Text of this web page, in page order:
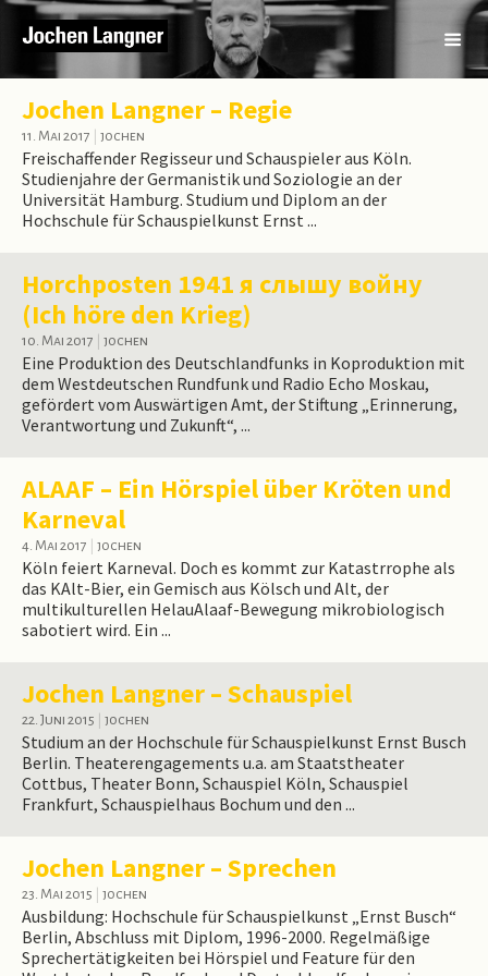
Jochen Langner – Regie
11. Mai 2017 jochen
Freischaffender Regisseur und Schauspieler aus Köln.
Studienjahre der Germanistik und Soziologie an der
Universität Hamburg. Studium und Diplom an der
Hochschule für Schauspielkunst Ernst ...
Horchposten 1941 я слышу войну
(Ich höre den Krieg)
10. Mai 2017 jochen
Eine Produktion des Deutschlandfunks in Koproduktion mit
dem Westdeutschen Rundfunk und Radio Echo Moskau,
gefördert vom Auswärtigen Amt, der Stiftung „Erinnerung,
Verantwortung und Zukunft“, ...
ALAAF – Ein Hörspiel über Kröten und
Karneval
4. Mai 2017 jochen
Köln feiert Karneval. Doch es kommt zur Katastrrophe als
das KAlt-Bier, ein Gemisch aus Kölsch und Alt, der
multikulturellen HelauAlaaf-Bewegung mikrobiologisch
sabotiert wird. Ein ...
Jochen Langner – Schauspiel
22. Juni 2015 jochen
Studium an der Hochschule für Schauspielkunst Ernst Busch
Berlin. Theaterengagements u.a. am Staatstheater
Cottbus, Theater Bonn, Schauspiel Köln, Schauspiel
Frankfurt, Schauspielhaus Bochum und den ...
Jochen Langner – Sprechen
23. Mai 2015 jochen
Ausbildung: Hochschule für Schauspielkunst „Ernst Busch“
Berlin, Abschluss mit Diplom, 1996-2000. Regelmäßige
Sprechertätigkeiten bei Hörspiel und Feature für den